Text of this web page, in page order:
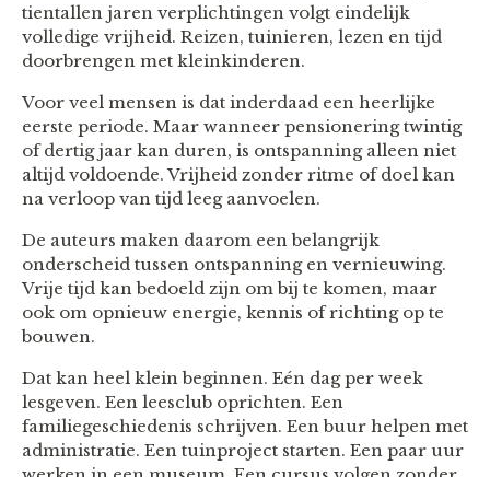
tientallen jaren verplichtingen volgt eindelijk
volledige vrijheid. Reizen, tuinieren, lezen en tijd
doorbrengen met kleinkinderen.
Voor veel mensen is dat inderdaad een heerlijke
eerste periode. Maar wanneer pensionering twintig
of dertig jaar kan duren, is ontspanning alleen niet
altijd voldoende. Vrijheid zonder ritme of doel kan
na verloop van tijd leeg aanvoelen.
De auteurs maken daarom een belangrijk
onderscheid tussen ontspanning en vernieuwing.
Vrije tijd kan bedoeld zijn om bij te komen, maar
ook om opnieuw energie, kennis of richting op te
bouwen.
Dat kan heel klein beginnen. Eén dag per week
lesgeven. Een leesclub oprichten. Een
familiegeschiedenis schrijven. Een buur helpen met
administratie. Een tuinproject starten. Een paar uur